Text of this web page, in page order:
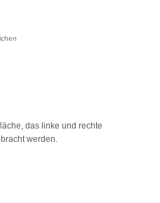
das linke und rechte
werden.